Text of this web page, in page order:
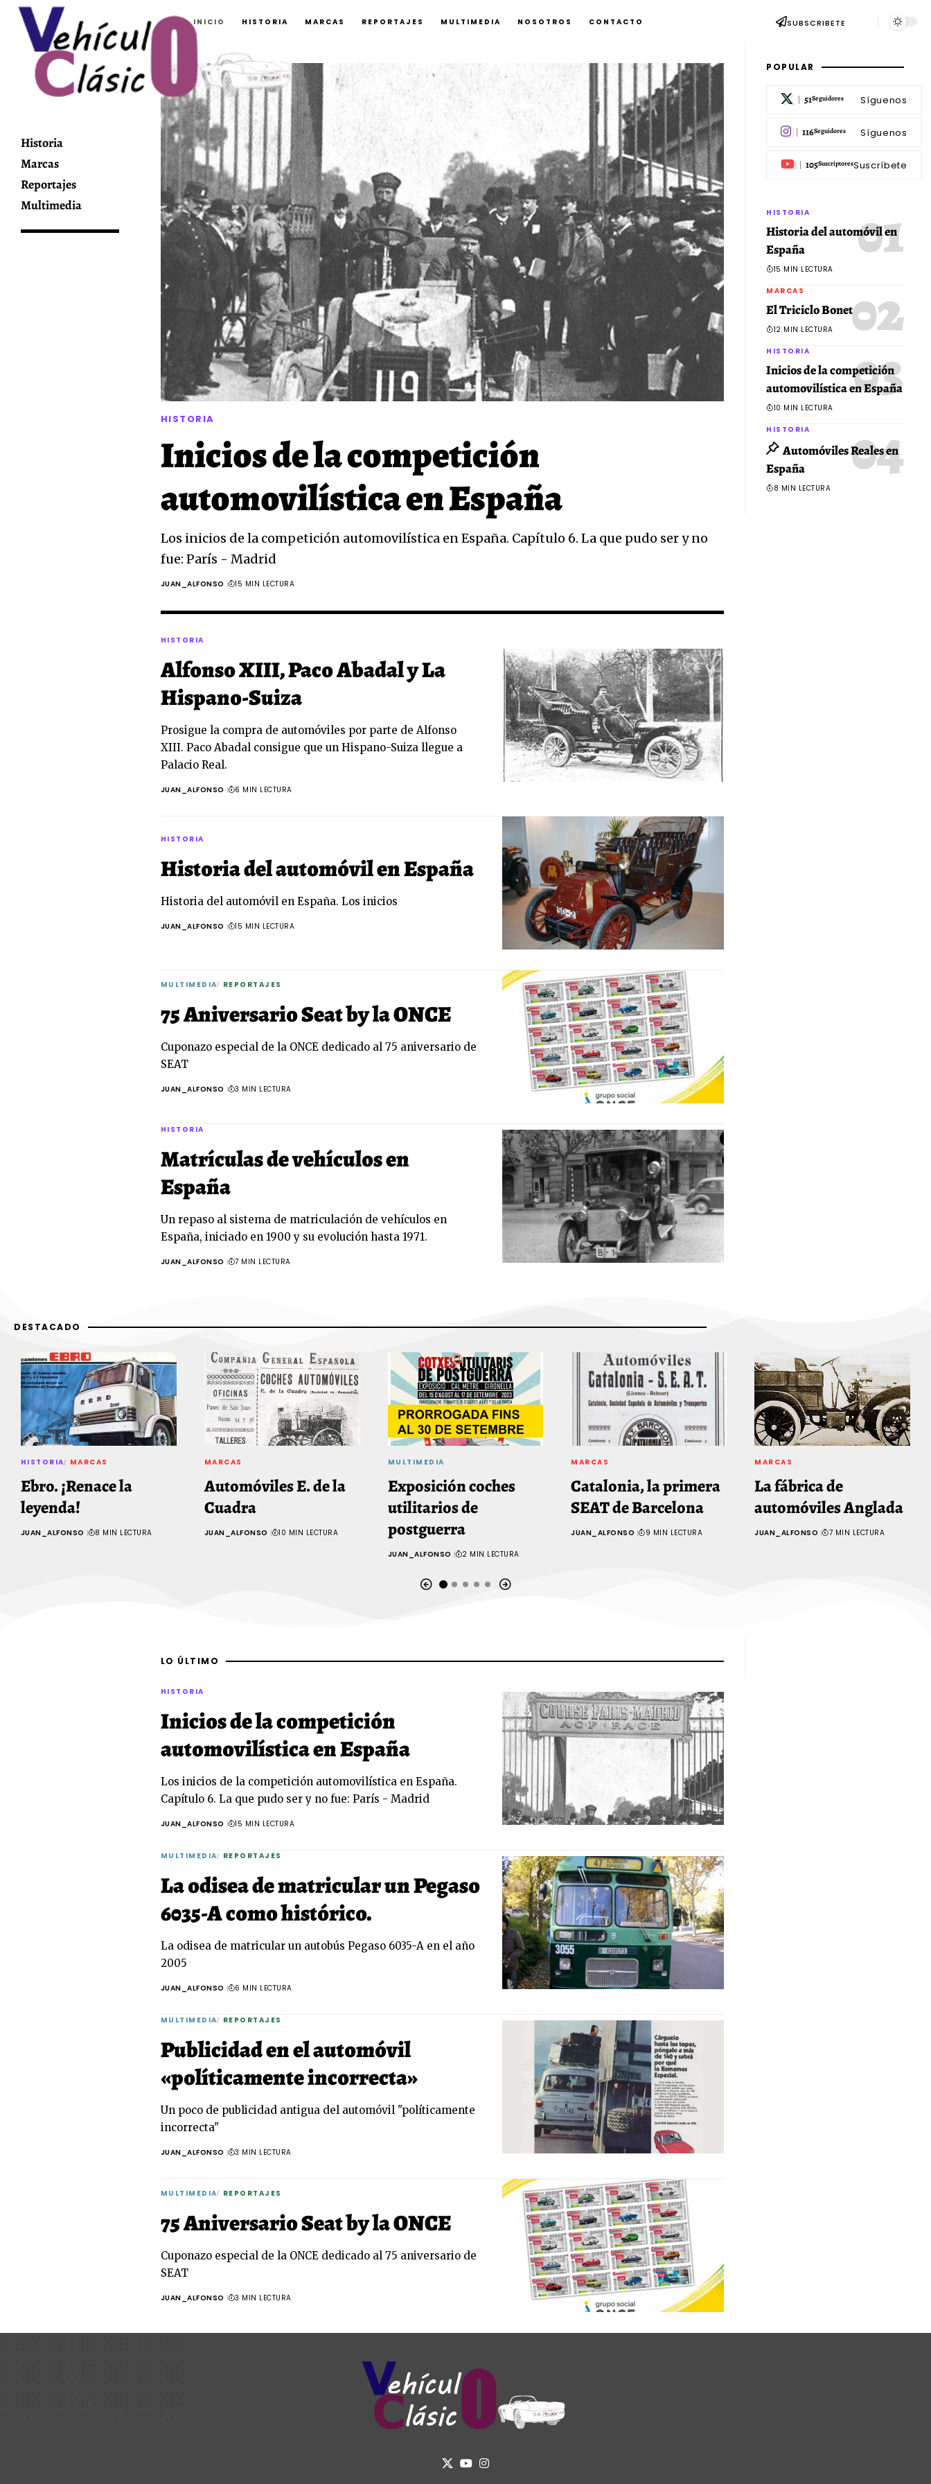
INICIO HISTORIA MARCAS REPORTAJES MULTIMEDIA NOSOTROS CONTACTO SUBSCRIBETE
Historia
Marcas
Reportajes
Multimedia
HISTORIA
Inicios de la competición
automovilística en España
Los inicios de la competición automovilística en España. Capítulo 6. La que pudo ser y no
fue: París - Madrid
JUAN_ALFONSO 15 MIN LECTURA
HISTORIA
Alfonso XIII, Paco Abadal y La
Hispano-Suiza
Prosigue la compra de automóviles por parte de Alfonso
XIII. Paco Abadal consigue que un Hispano-Suiza llegue a
Palacio Real.
JUAN_ALFONSO 6 MIN LECTURA
HISTORIA
Historia del automóvil en España
Historia del automóvil en España. Los inicios
JUAN_ALFONSO 15 MIN LECTURA
MULTIMEDIA REPORTAJES
75 Aniversario Seat by la ONCE
Cuponazo especial de la ONCE dedicado al 75 aniversario de
SEAT
JUAN_ALFONSO 3 MIN LECTURA
HISTORIA
Matrículas de vehículos en
España
Un repaso al sistema de matriculación de vehículos en
España, iniciado en 1900 y su evolución hasta 1971.
JUAN_ALFONSO 7 MIN LECTURA
POPULAR
51Seguidores Síguenos
116Seguidores Síguenos
105SuscriptoresSuscríbete
HISTORIA
Historia del automóvil en
España
15 MIN LECTURA
MARCAS
El Triciclo Bonet
12 MIN LECTURA
HISTORIA
Inicios de la competición
automovilística en España
10 MIN LECTURA
HISTORIA
Automóviles Reales en
España
8 MIN LECTURA
DESTACADO
HISTORIA MARCAS
Ebro. ¡Renace la
leyenda!
JUAN_ALFONSO 8 MIN LECTURA
MARCAS
Automóviles E. de la
Cuadra
JUAN_ALFONSO 10 MIN LECTURA
MULTIMEDIA
Exposición coches
utilitarios de
postguerra
JUAN_ALFONSO 2 MIN LECTURA
MARCAS
Catalonia, la primera
SEAT de Barcelona
JUAN_ALFONSO 9 MIN LECTURA
MARCAS
La fábrica de
automóviles Anglada
JUAN_ALFONSO 7 MIN LECTURA
LO ÚLTIMO
HISTORIA
Inicios de la competición
automovilística en España
Los inicios de la competición automovilística en España.
Capítulo 6. La que pudo ser y no fue: París - Madrid
JUAN_ALFONSO 15 MIN LECTURA
MULTIMEDIA REPORTAJES
La odisea de matricular un Pegaso
6035-A como histórico.
La odisea de matricular un autobús Pegaso 6035-A en el año
2005
JUAN_ALFONSO 6 MIN LECTURA
MULTIMEDIA REPORTAJES
Publicidad en el automóvil
«políticamente incorrecta»
Un poco de publicidad antigua del automóvil "políticamente
incorrecta"
JUAN_ALFONSO 3 MIN LECTURA
MULTIMEDIA REPORTAJES
75 Aniversario Seat by la ONCE
Cuponazo especial de la ONCE dedicado al 75 aniversario de
SEAT
JUAN_ALFONSO 3 MIN LECTURA